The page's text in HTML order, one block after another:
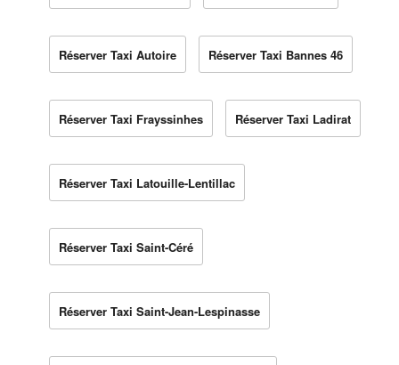
Réserver Taxi Autoire Réserver Taxi Bannes 46
Réserver Taxi Frayssinhes Réserver Taxi Ladirat
Réserver Taxi Latouille-Lentillac
Réserver Taxi Saint-Céré
Réserver Taxi Saint-Jean-Lespinasse